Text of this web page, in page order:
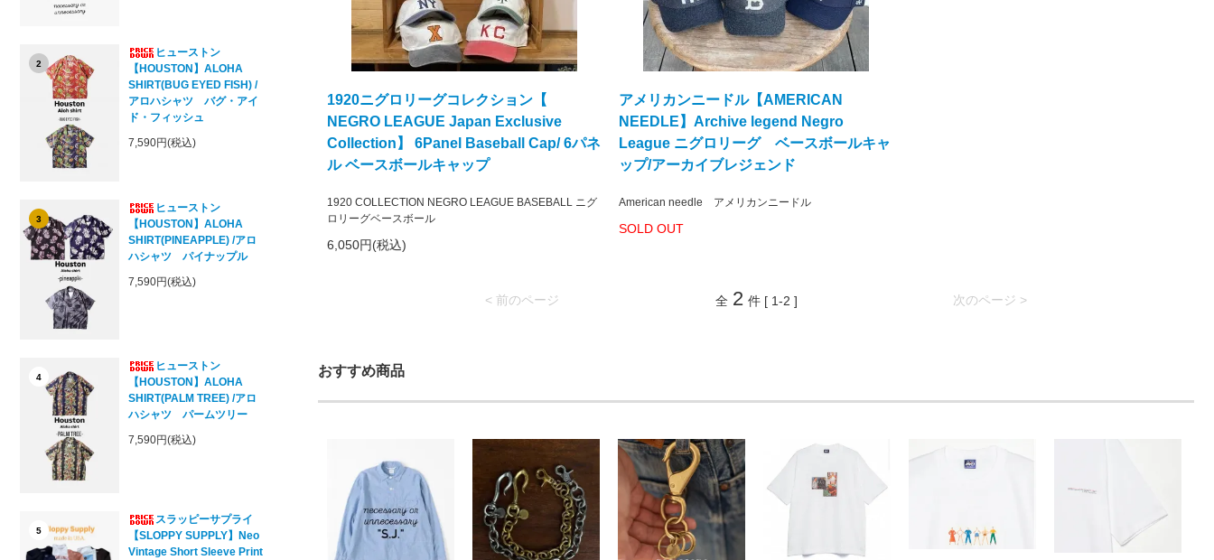
2
ヒューストン
【HOUSTON】ALOHA
SHIRT(BUG EYED FISH) /
アロハシャツ バグ・アイ
ド・フィッシュ
7,590円(税込)
3
ヒューストン
【HOUSTON】ALOHA
SHIRT(PINEAPPLE) /アロ
ハシャツ パイナップル
7,590円(税込)
4
ヒューストン
【HOUSTON】ALOHA
SHIRT(PALM TREE) /アロ
ハシャツ パームツリー
7,590円(税込)
5
スラッピーサプライ
【SLOPPY SUPPLY】Neo
Vintage Short Sleeve Print
1920ニグロリーグコレクション【
NEGRO LEAGUE Japan Exclusive
Collection】 6Panel Baseball Cap/ 6パネ
ル ベースボールキャップ
1920 COLLECTION NEGRO LEAGUE BASEBALL ニグ
ロリーグベースボール
6,050円(税込)
アメリカンニードル【AMERICAN
NEEDLE】Archive legend Negro
League ニグロリーグ ベースボールキャ
ップ/アーカイブレジェンド
American needle アメリカンニードル
SOLD OUT
< 前のページ 次のページ >
全 2 件 [ 1-2 ]
おすすめ商品